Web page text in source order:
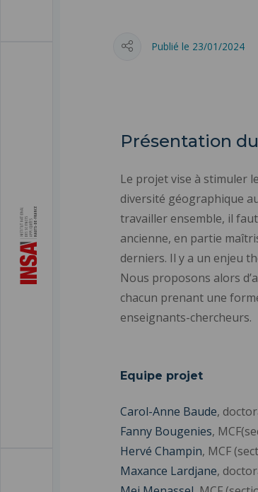
Publié le 23/01/2024
Présentation
Le projet vise à stimuler
diversité géographique
travailler ensemble, il
ancienne, en partie
derniers. Il y a un enjeu
Nous proposons alors
chacun prenant une
enseignants-chercheurs.
Equipe projet
Carol-Anne Baude,
Fanny Bougenies,
Hervé Champin, MCF
Maxance Lardjane,